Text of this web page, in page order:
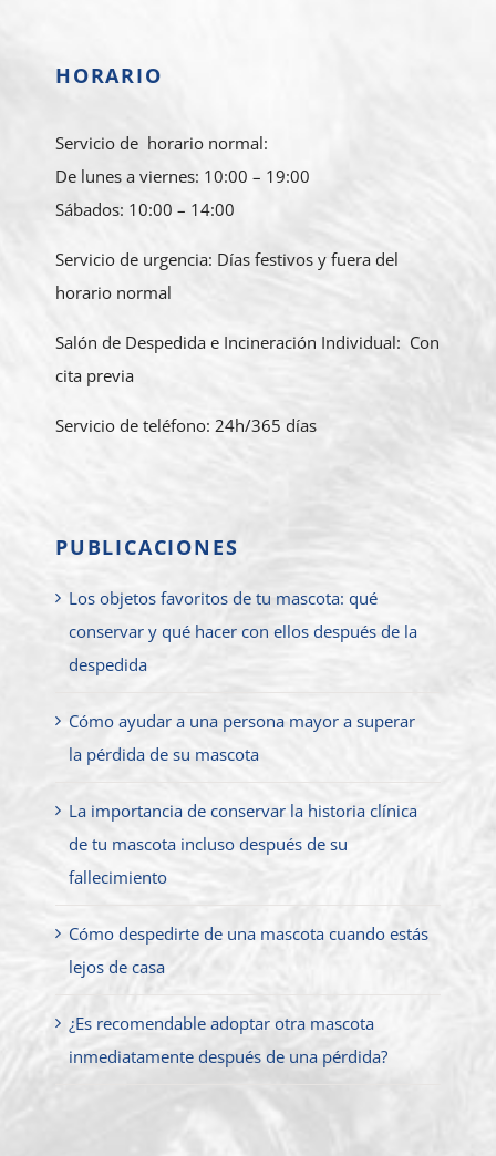
HORARIO
Servicio de horario normal:
De lunes a viernes: 10:00 – 19:00
Sábados: 10:00 – 14:00
Servicio de urgencia: Días festivos y fuera del
horario normal
Salón de Despedida e Incineración Individual: Con
cita previa
Servicio de teléfono: 24h/365 días
PUBLICACIONES
Los objetos favoritos de tu mascota: qué
conservar y qué hacer con ellos después de la
despedida
Cómo ayudar a una persona mayor a superar
la pérdida de su mascota
La importancia de conservar la historia clínica
de tu mascota incluso después de su
fallecimiento
Cómo despedirte de una mascota cuando estás
lejos de casa
¿Es recomendable adoptar otra mascota
inmediatamente después de una pérdida?